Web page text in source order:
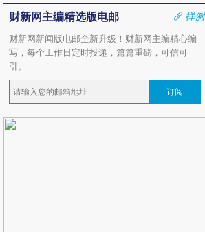
财新网主编精选版电邮
样例
财新网新闻版电邮全新升级！财新网主编精心编
写，每个工作日定时投递，篇篇重磅，可信可
引。
订阅